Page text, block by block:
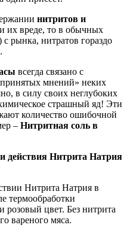
нитритов и
и их вреде, то в обычных
рынка, нитратов гораздо
.
всегда связано с
мнений» неких
в силу своих неглубоких
страшный яд! Эти
количество ошибочной
– Нитритная соль в
действия Нитрита Натрия
Нитрита Натрия в
термообработки
розовый цвет. Без нитрита
вареного мяса.